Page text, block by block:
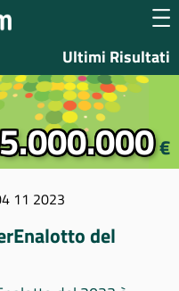
Ultimi Risultati
€
11 2023
del